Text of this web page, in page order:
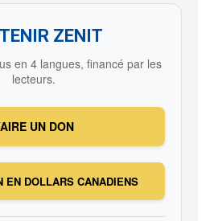
ZENIT
en 4 langues, financé par les
lecteurs.
UN DON
EN DOLLARS CANADIENS